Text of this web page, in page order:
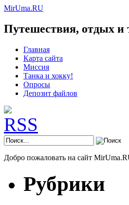
MirUma.RU
Путешествия, отдых и
Главная
Карта сайта
Миссия
Танка и хокку!
Опросы
Депозит файлов
Добро пожаловать на сайт
Рубрики